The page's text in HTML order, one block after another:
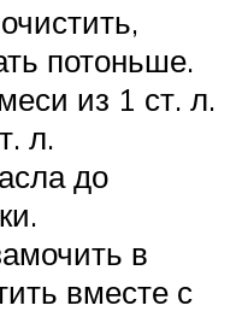
потоньше.
из 1 ст. л.
л.
до
в
вместе с